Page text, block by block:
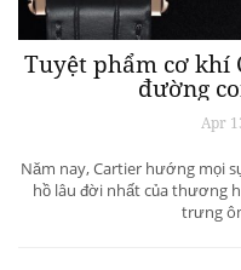
Tuyệt phẩm cơ khí
đường
Apr
Năm nay, Cartier hướng mọi
hồ lâu đời nhất của thương
trưng